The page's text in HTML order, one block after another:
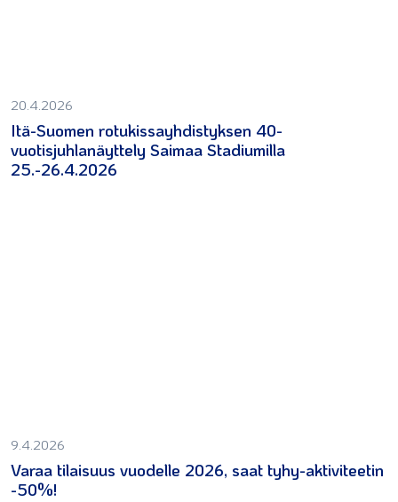
20.4.2026
Itä-Suomen rotukissayhdistyksen 40-
vuotisjuhlanäyttely Saimaa Stadiumilla
25.-26.4.2026
9.4.2026
Varaa tilaisuus vuodelle 2026, saat tyhy-aktiviteetin
-50%!